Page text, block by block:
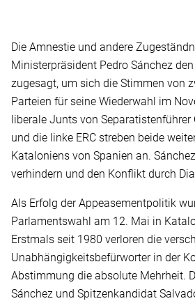
Die Amnestie und andere
Ministerpräsident Pedro Sánchez
zugesagt, um sich die Stimmen von
Parteien für seine Wiederwahl im
liberale Junts von Separatistenführer
und die linke ERC streben beide
Kataloniens von Spanien an.
verhindern und den Konflikt durch
Als Erfolg der Appeasementpolitik
Parlamentswahl am 12. Mai in
Erstmals seit 1980 verloren die
Unabhängigkeitsbefürworter in der
Abstimmung die absolute Mehrheit.
Sánchez und Spitzenkandidat